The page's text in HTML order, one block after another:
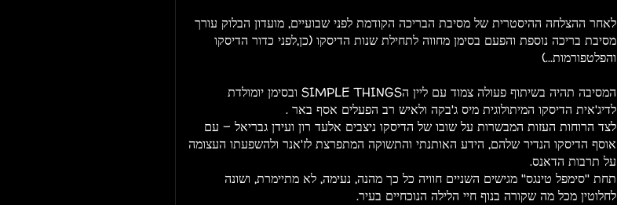
לאחר ההצלחה ההיסטרית של מסיבת הבריכה הקודמת לפני שבועיים, מועדון הבלוק עורך
מסיבת בריכה נוספת והפעם בסימן מחווה לתחילת שנות הדיסקו (כן,לפני כדור הדיסקו
והפלטפורמות...)
המסיבה תהיה בשיתוף פעולה צמוד עם ליין הSIMPLE THINGS ובסימן יומולדת
לדיג'אית הדיסקו המיתולוגית מיס ג'בקה ולאיש רב הפעלים אסף באר .
לצד הרוחות העזות המבשרות על שובו של הדיסקו ניצבים אלעד רון ועידן גבריאל - עם
אוסף הדיסקו הנדיר שלהם, הידע האותנתי והתשוקה המתפרצת לז'אנר ולהשפעתו העצומה
על תרבות הדאנס.
תחת ''סימפל טינגס'' מגישים השניים חוויה כל כך מהנה, נעימה, לא מתיימרת, ושונה
לחלוטין מכל מה שקורה בנוף חיי הלילה הנוכחיים בעיר.